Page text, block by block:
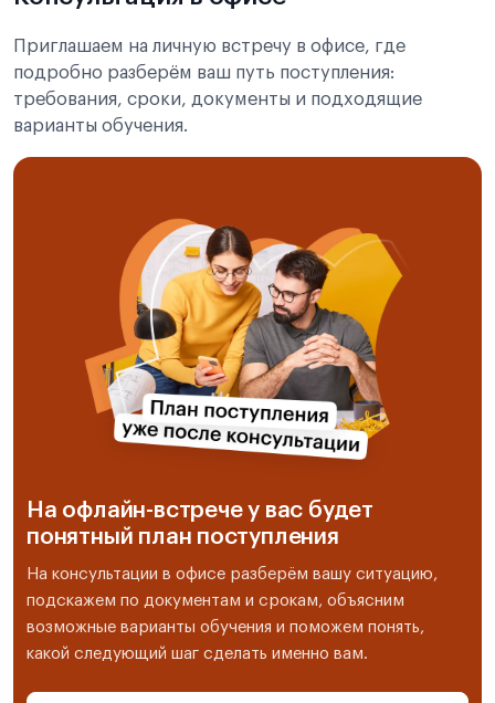
Приглашаем на личную встречу в офисе, где
подробно разберём ваш путь поступления:
требования, сроки, документы и подходящие
варианты обучения.
На офлайн-встрече у вас будет
понятный план поступления
На консультации в офисе разберём вашу ситуацию,
подскажем по документам и срокам, объясним
возможные варианты обучения и поможем понять,
какой следующий шаг сделать именно вам.